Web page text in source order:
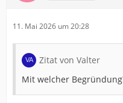
11. Mai 2026 um 20:28
Zitat von Valter
Mit welcher